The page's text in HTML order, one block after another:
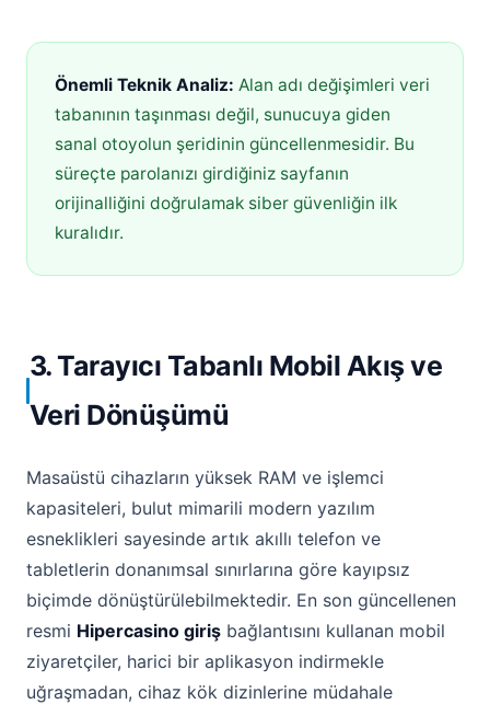
Önemli Teknik Analiz: Alan adı değişimleri veri
tabanının taşınması değil, sunucuya giden
sanal otoyolun şeridinin güncellenmesidir. Bu
süreçte parolanızı girdiğiniz sayfanın
orijinalliğini doğrulamak siber güvenliğin ilk
kuralıdır.
3. Tarayıcı Tabanlı Mobil Akış ve
Veri Dönüşümü
Masaüstü cihazların yüksek RAM ve işlemci
kapasiteleri, bulut mimarili modern yazılım
esneklikleri sayesinde artık akıllı telefon ve
tabletlerin donanımsal sınırlarına göre kayıpsız
biçimde dönüştürülebilmektedir. En son güncellenen
resmi Hipercasino giriş bağlantısını kullanan mobil
ziyaretçiler, harici bir aplikasyon indirmekle
uğraşmadan, cihaz kök dizinlerine müdahale